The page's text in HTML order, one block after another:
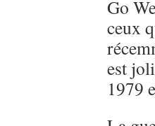
Go
ceux
est
1979